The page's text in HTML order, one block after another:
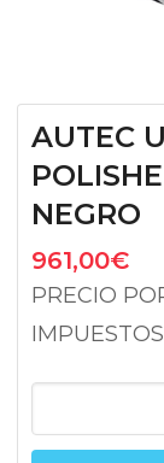
AUTEC
NEGRO
961,00€
PRECIO
UTECA